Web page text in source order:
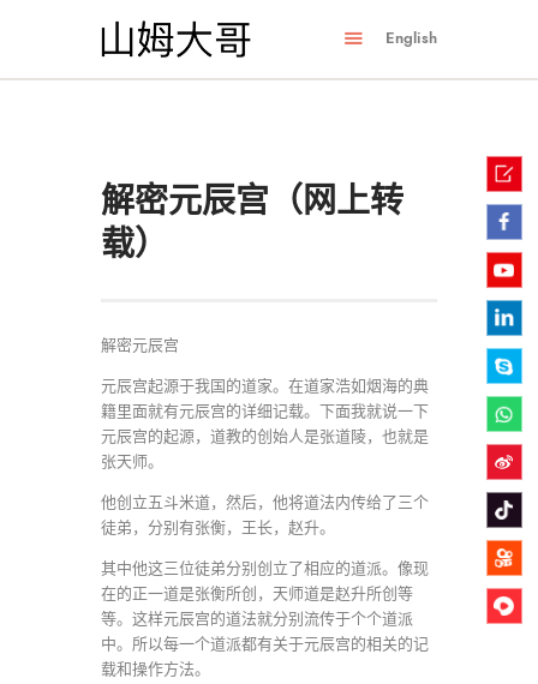
English
解密元辰宫（网上转
载）
解密元辰宫
元辰宫起源于我国的道家。在道家浩如烟海的典
籍里面就有元辰宫的详细记载。下面我就说一下
元辰宫的起源，道教的创始人是张道陵，也就是
张天师。
他创立五斗米道，然后，他将道法内传给了三个
徒弟，分别有张衡，王长，赵升。
其中他这三位徒弟分别创立了相应的道派。像现
在的正一道是张衡所创，天师道是赵升所创等
等。这样元辰宫的道法就分别流传于个个道派
中。所以每一个道派都有关于元辰宫的相关的记
载和操作方法。